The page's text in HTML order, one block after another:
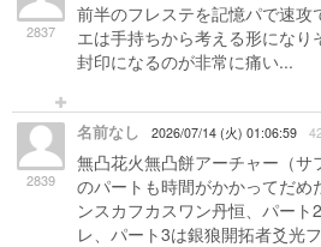
2837
前半のフレステを記憶パで速攻
エは手持ちから考える形にな
封印になるのが非常に痛い...
2839
名前なし 2026/07/14 (火) 01:06:59
無凸花火無凸餅アーチャー（
のパートも時間がかかってだめ
ンスカフカスワン丹恒、パート
レ、パート3は銀狼開拓者爻光